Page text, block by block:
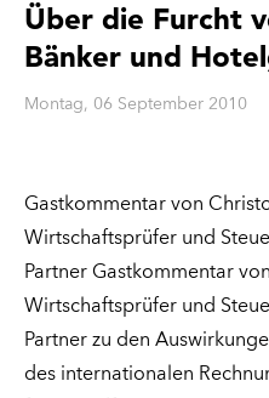
Über die Furcht
Bänker und
Montag, 06 September 2010
Gastkommentar von
Wirtschaftsprüfer und
Partner Gastkommentar
Wirtschaftsprüfer und
Partner zu den
des internationalen